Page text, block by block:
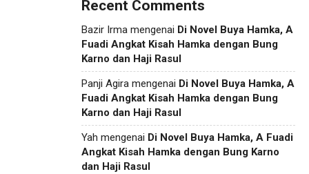
Recent Comments
Bazir Irma mengenai Di Novel Buya Hamka, A
Fuadi Angkat Kisah Hamka dengan Bung
Karno dan Haji Rasul
Panji Agira mengenai Di Novel Buya Hamka, A
Fuadi Angkat Kisah Hamka dengan Bung
Karno dan Haji Rasul
Yah mengenai Di Novel Buya Hamka, A Fuadi
Angkat Kisah Hamka dengan Bung Karno
dan Haji Rasul